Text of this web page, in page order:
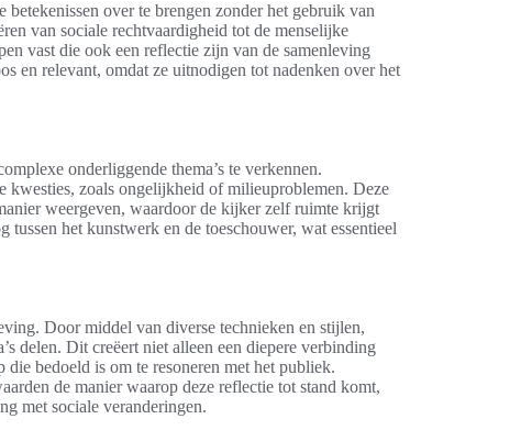
over te brengen zonder het gebruik van
van sociale rechtvaardigheid tot de menselijke
vast die ook een reflectie zijn van de samenleving
en relevant, omdat ze uitnodigen tot nadenken over het
onderliggende thema’s te verkennen.
zoals ongelijkheid of milieuproblemen. Deze
weergeven, waardoor de kijker zelf ruimte krijgt
het kunstwerk en de toeschouwer, wat essentieel
Door middel van diverse technieken en stijlen,
delen. Dit creëert niet alleen een diepere verbinding
bedoeld is om te resoneren met het publiek.
de manier waarop deze reflectie tot stand komt,
met sociale veranderingen.